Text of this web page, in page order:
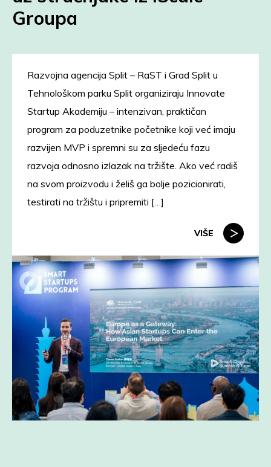
Groupa
Razvojna agencija Split – RaST i Grad Split u
Tehnološkom parku Split organiziraju Innovate
Startup Akademiju – intenzivan, praktičan
program za poduzetnike početnike koji već imaju
razvijen MVP i spremni su za sljedeću fazu
razvoja odnosno izlazak na tržište. Ako već radiš
na svom proizvodu i želiš ga bolje pozicionirati,
testirati na tržištu i pripremiti […]
VIŠE